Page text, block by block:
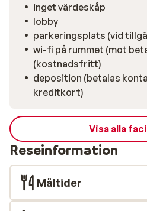
inget värdeskåp
lobby
parkeringsplats (vid
wi-fi på rummet (mot
(kostnadsfritt)
deposition (betalas
kreditkort)
Visa alla
Reseinformation
Måltider